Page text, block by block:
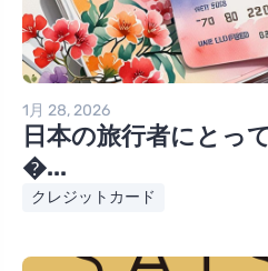
1月 28, 2026
日本の旅行者にとっ
�...
クレジットカード